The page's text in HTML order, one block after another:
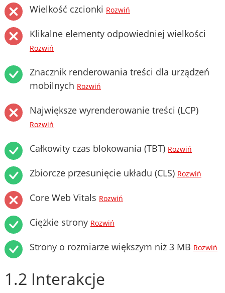
Wielkość czcionki Rozwiń
Klikalne elementy odpowiedniej wielkości
Rozwiń
Znacznik renderowania treści dla urządzeń
mobilnych Rozwiń
Największe wyrenderowanie treści (LCP)
Rozwiń
Całkowity czas blokowania (TBT) Rozwiń
Zbiorcze przesunięcie układu (CLS) Rozwiń
Core Web Vitals Rozwiń
Ciężkie strony Rozwiń
Strony o rozmiarze większym niż 3 MB Rozwiń
1.2 Interakcje